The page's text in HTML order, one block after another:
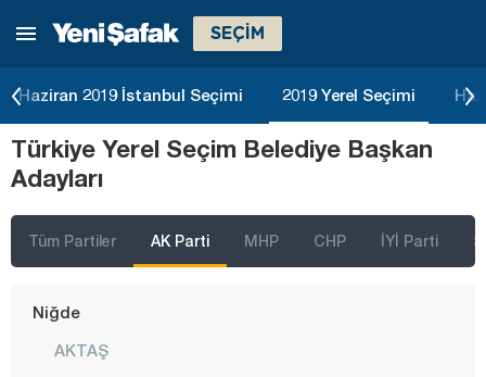
SEÇİM
Haziran 2019 İstanbul Seçimi 2019 Yerel Seçimi
Türkiye Yerel Seçim Belediye Başkan
Adayları
Tüm Partiler AK Parti MHP CHP İYİ Parti
Malatya
Mersin
Muğla
Nevşehir
Niğde
AKTAŞ